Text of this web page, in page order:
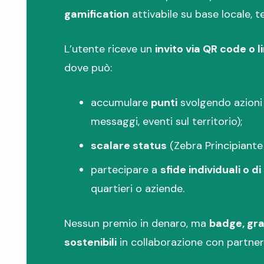
gamification attivabile su base locale,
L’utente riceve un invito via QR code o
dove può:
accumulare punti svolgendo
messaggi, eventi sul territorio);
scalare status (Zebra
partecipare a sfide individuali o
quartieri o aziende.
Nessun premio in denaro, ma badge,
sostenibili in collaborazione con